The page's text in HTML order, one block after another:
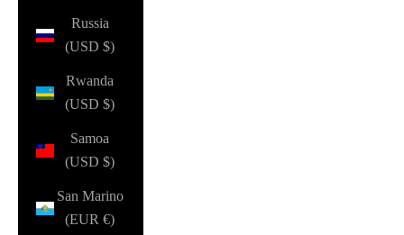
Russia
(USD $)
Rwanda
(USD $)
Samoa
(USD $)
San Marino
(EUR €)